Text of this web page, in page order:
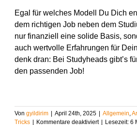
Egal für welches Modell Du Dich
dem richtigen Job neben dem
nur finanziell eine solide Basis,
auch wertvolle Erfahrungen für D
denk dran: Bei Studyheadsgibt’s
den passenden Job!
Von gyildirim April 24th, 2025 Allgemein,
Tricks
Kommentare deaktiviertfür Lesezeit: 6